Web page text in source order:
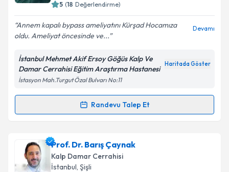
Kişisel verilerimin işlenmesine ilişkin
kapsamda işlenmesini kabul ediyorum.
5 (18 Değerlendirme)
Annem kapalı bypass ameliyatını Kürşad Hocamıza
oldu. Ameliyat öncesinde ve...
Devamı
İstanbul Mehmet Akif Ersoy Göğüs Kalp Ve
Damar Cerrahisi Eğitim Araştırma Hastanesi
Haritada Göster
İstasyon Mah.Turgut Özal Bulvarı No:11
Randevu Talep Et
Randevu Takvimi Talebi
Doç. Dr. Kürşad Öziçin randevu takvimi talebi
oluşturun. Size bu uzmandan randevu almanız için bir
takvim hazırlandığında e-posta ile bilgilendireceğiz.
Prof. Dr. Barış Çaynak
Kalp Damar Cerrahisi
İstanbul, Şişli